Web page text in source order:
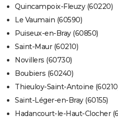
Quincampoix-Fleuzy (60220)
Le Vaumain (60590)
Puiseux-en-Bray (60850)
Saint-Maur (60210)
Novillers (60730)
Boubiers (60240)
Thieuloy-Saint-Antoine
Saint-Léger-en-Bray (60155)
Hadancourt-le-Haut-Clocher